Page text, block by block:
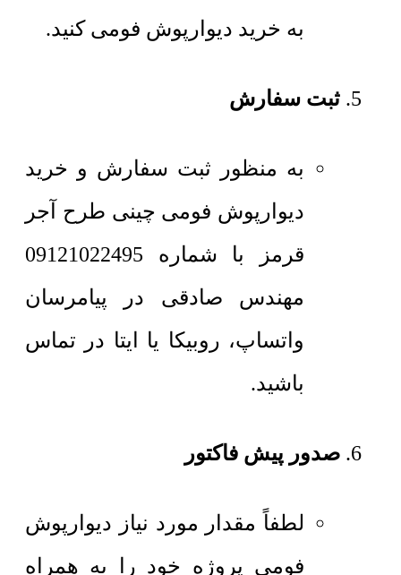
به خرید دیوارپوش فومی کنید.
ثبت سفارش
به منظور ثبت سفارش و خرید
دیوارپوش فومی چینی طرح آجر
قرمز با شماره 09121022495
مهندس صادقی در پیامرسان
واتساپ، روبیکا یا ایتا در تماس
باشید.
صدور پیش فاکتور
لطفاً مقدار مورد نیاز دیوارپوش
فومی پروژه خود را به همراه